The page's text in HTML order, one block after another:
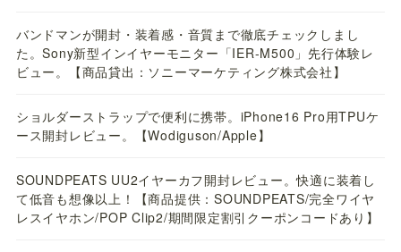
バンドマンが開封・装着感・音質まで徹底チェックしまし
た。Sony新型インイヤーモニター「IER-M500」先行体験レ
ビュー。【商品貸出：ソニーマーケティング株式会社】
ショルダーストラップで便利に携帯。iPhone16 Pro用TPUケ
ース開封レビュー。【Wodiguson/Apple】
SOUNDPEATS UU2イヤーカフ開封レビュー。快適に装着し
て低音も想像以上！【商品提供：SOUNDPEATS/完全ワイヤ
レスイヤホン/POP Clip2/期間限定割引クーポンコードあり】